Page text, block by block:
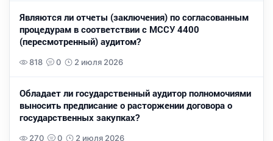
Являются ли отчеты (заключения) по согласованным
процедурам в соответствии с МССУ 4400
(пересмотренный) аудитом?
818 0 2 июля 2026
Обладает ли государственный аудитор полномочиями
выносить предписание о расторжении договора о
государственных закупках?
270 0 2 июля 2026